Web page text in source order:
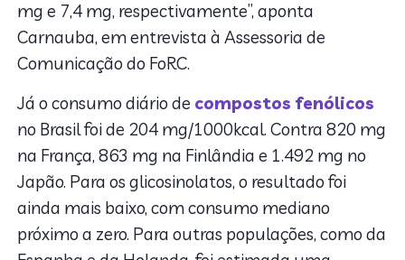
mg e 7,4 mg, respectivamente”, aponta
Carnauba, em entrevista à Assessoria de
Comunicação do FoRC.
Já o consumo diário de compostos fenólicos
no Brasil foi de 204 mg/1000kcal. Contra 820 mg
na França, 863 mg na Finlândia e 1.492 mg no
Japão. Para os glicosinolatos, o resultado foi
ainda mais baixo, com consumo mediano
próximo a zero. Para outras populações, como da